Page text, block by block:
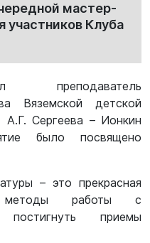
мастер-
участников Клуба
преподаватель
Вяземской детской
Сергеева – Ионкин
было посвящено
– это прекрасная
методы работы с
постигнуть приемы